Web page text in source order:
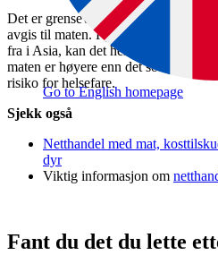
Go to English homepage
Det er grenseverdier for hvor mye
avgis til maten. Kjøper du for
fra i Asia, kan det hende at
maten er høyere enn det som er
risiko for helsefare.
Sjekk også
Netthandel med mat,
dyr
Viktig informasjon om
Fant du det du lette